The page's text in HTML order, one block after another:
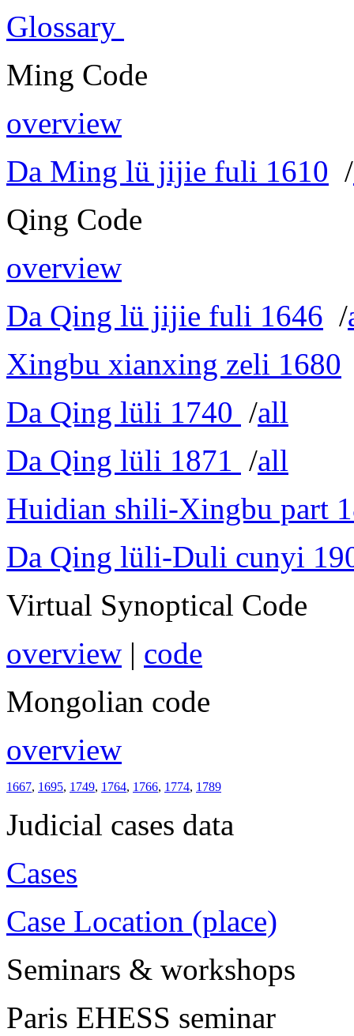
Glossary
Ming Code
overview
Da Ming lü jijie fuli 1610 /
Qing Code
overview
Da Qing lü jijie fuli 1646 /
Xingbu xianxing zeli 1680
Da Qing lüli 1740 /all
Da Qing lüli 1871 /all
Huidian shili-Xingbu part
Da Qing lüli-Duli cunyi
Virtual Synoptical Code
overview | code
Mongolian code
overview
1667, 1695, 1749, 1764, 1766, 1774, 1789
Judicial cases data
Cases
Case Location (place)
Seminars & workshops
Paris EHESS seminar